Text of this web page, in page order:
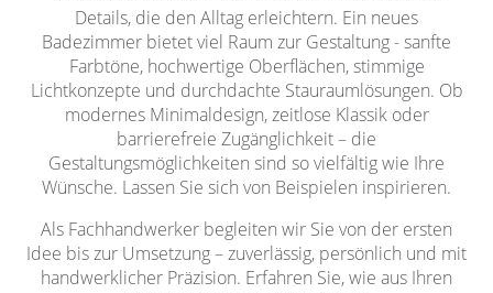
Details, die den Alltag erleichtern. Ein neues
Badezimmer bietet viel Raum zur Gestaltung - sanfte
Farbtöne, hochwertige Oberflächen, stimmige
Lichtkonzepte und durchdachte Stauraumlösungen. Ob
modernes Minimaldesign, zeitlose Klassik oder
barrierefreie Zugänglichkeit – die
Gestaltungsmöglichkeiten sind so vielfältig wie Ihre
Wünsche. Lassen Sie sich von Beispielen inspirieren.
Als Fachhandwerker begleiten wir Sie von der ersten
Idee bis zur Umsetzung – zuverlässig, persönlich und mit
handwerklicher Präzision. Erfahren Sie, wie aus Ihren